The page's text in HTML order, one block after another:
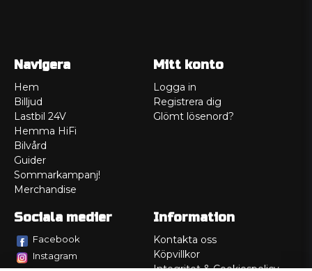
Navigera
Hem
Billjud
Lastbil 24V
Hemma HiFi
Bilvård
Guider
Sommarkampanj!
Merchandise
Mitt konto
Logga in
Registrera dig
Glömt lösenord?
Sociala medier
Facebook
Instagram
Information
Kontakta oss
Köpvillkor